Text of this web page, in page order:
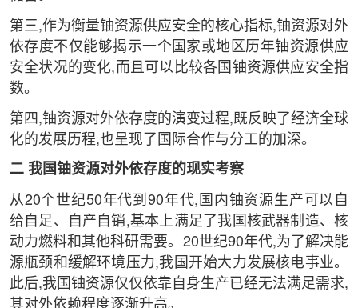
第三,作为衡量铀资源供应安全的核心指标,铀资源对外
依存度不仅能够揭示一个国家或地区历年铀资源供应
安全状况的变化,而且可以比较各国铀资源供应安全指
数。
第四,铀资源对外依存度的演变过程,既反映了经济全球
化的发展历程,也呈现了国际合作与分工的加深。
二 我国铀资源对外依存度的现实考察
从20个世纪50年代到90年代,国内铀资源生产可以自
给自足、自产自销,基本上满足了我国核武器制造、核
动力燃料和其他科研需要。20世纪90年代,为了解决能
源瓶颈和缓解环境压力,我国开始大力发展核电事业。
此后,我国铀资源仅仅依靠自身生产已经无法满足需求,